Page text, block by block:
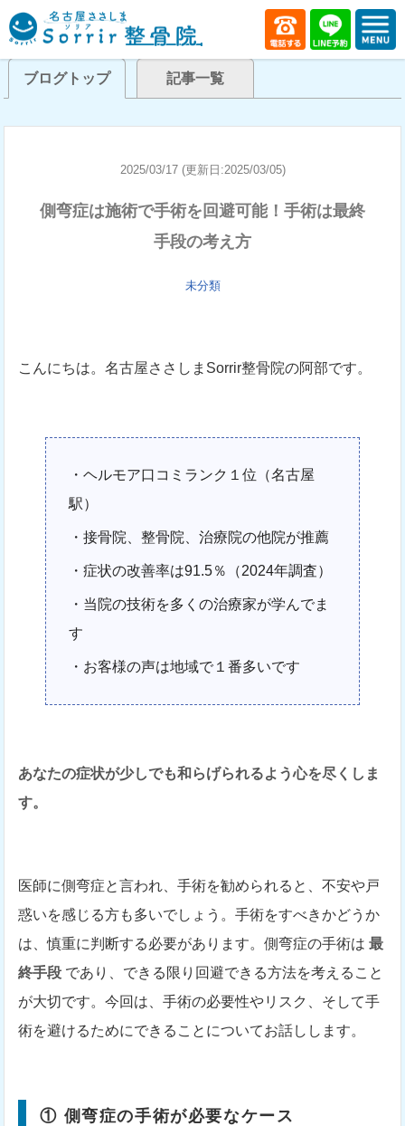
ブログトップ 記事一覧
2025/03/17 (更新日:2025/03/05)
側弯症は施術で手術を回避可能！手術は最終
手段の考え方
未分類
こんにちは。名古屋ささしまSorrir整骨院の阿部です。
・ヘルモア口コミランク１位（名古屋
駅）
・接骨院、整骨院、治療院の他院が推薦
・症状の改善率は91.5％（2024年調査）
・当院の技術を多くの治療家が学んでま
す
・お客様の声は地域で１番多いです
あなたの症状が少しでも和らげられるよう心を尽くしま
す。
医師に側弯症と言われ、手術を勧められると、不安や戸
惑いを感じる方も多いでしょう。手術をすべきかどうか
は、慎重に判断する必要があります。側弯症の手術は最
終手段 であり、できる限り回避できる方法を考えること
が大切です。今回は、手術の必要性やリスク、そして手
術を避けるためにできることについてお話しします。
① 側弯症の手術が必要なケース